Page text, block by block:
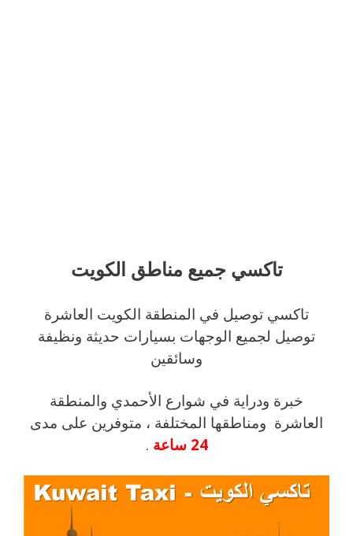
تاكسي جميع مناطق الكويت
تاكسي توصيل في المنطقة الكويت العاشرة
توصيل لجميع الوجهات بسيارات حديثة ونظيفة
وسائقين
خبرة ودراية في شوارع الأحمدي والمنطقة
العاشرة ومناطقها المختلفة ، متوفرين على مدى
24 ساعة .